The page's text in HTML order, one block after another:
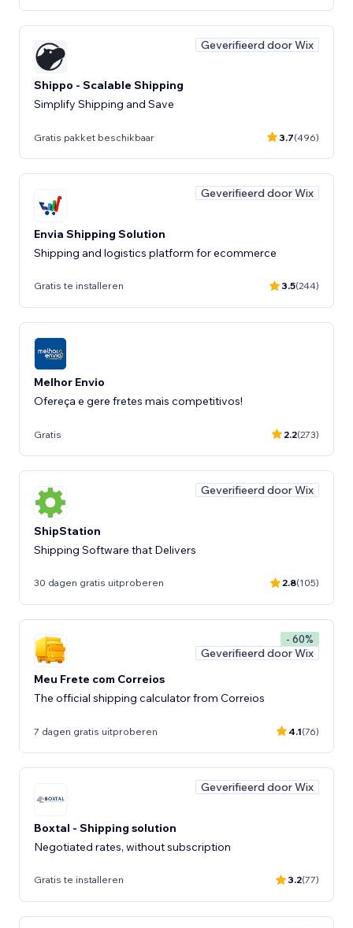
Geverifieerd door Wix
Shippo - Scalable Shipping
Simplify Shipping and Save
Gratis pakket beschikbaar 3.7(496)
Geverifieerd door Wix
Envia Shipping Solution
Shipping and logistics platform for ecommerce
Gratis te installeren 3.5(244)
Melhor Envio
Ofereça e gere fretes mais competitivos!
Gratis 2.2(273)
Geverifieerd door Wix
ShipStation
Shipping Software that Delivers
30 dagen gratis uitproberen 2.8(105)
- 60%
Geverifieerd door Wix
Meu Frete com Correios
The official shipping calculator from Correios
7 dagen gratis uitproberen 4.1(76)
Geverifieerd door Wix
Boxtal - Shipping solution
Negotiated rates, without subscription
Gratis te installeren 3.2(77)